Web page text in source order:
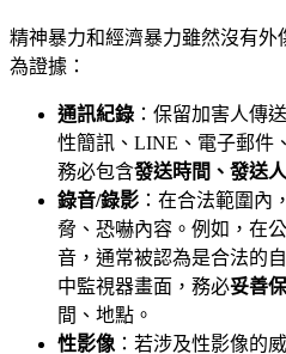
精神暴力和經濟暴力雖然沒有
為證據：
通訊紀錄 ：保留加害人傳
性簡訊、LINE、電子郵件
務必包含發送時間、發送
錄音/錄影 ：在合法範圍內
脅、恐嚇內容。例如，在
音，通常被認為是合法的
中監視器畫面，務必妥善
間、地點。
性影像 ：若涉及性影像的